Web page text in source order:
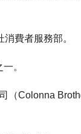
費者服務部。
。
（Colonna